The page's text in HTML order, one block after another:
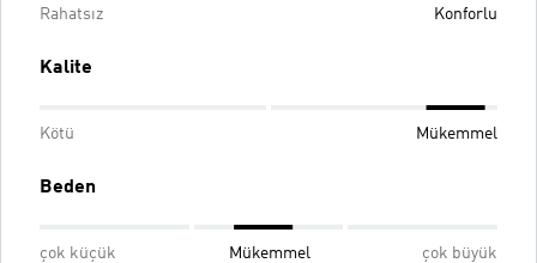
Rahatsız Konforlu
Kalite
Kötü Mükemmel
Beden
çok küçük Mükemmel çok büyük